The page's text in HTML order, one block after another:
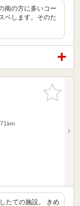
南の方に多いコー
ベします。そのた
お気に入
りに追加
たての施設。 きめ